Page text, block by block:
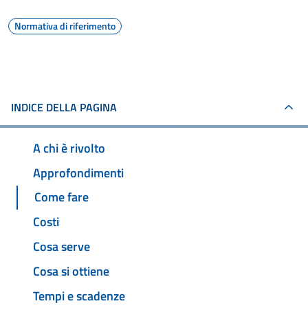
Normativa di riferimento
INDICE DELLA PAGINA
A chi è rivolto
Approfondimenti
Come fare
Costi
Cosa serve
Cosa si ottiene
Tempi e scadenze